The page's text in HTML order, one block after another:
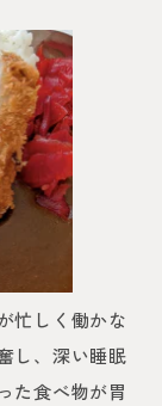
忙しく働かな
し、深い睡眠
た食べ物が胃